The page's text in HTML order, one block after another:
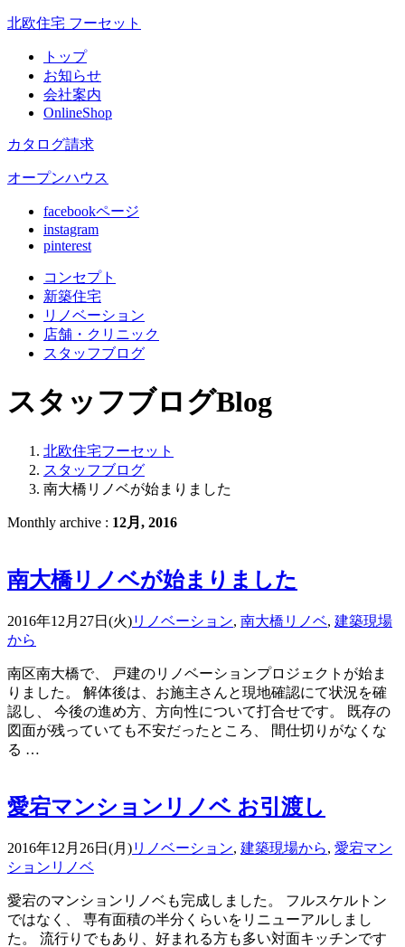
北欧住宅 フーセット
トップ
お知らせ
会社案内
OnlineShop
カタログ請求
オープンハウス
facebookページ
instagram
pinterest
コンセプト
新築住宅
リノベーション
店舗 ・クリニック
スタッフブログ
スタッフブログBlog
北欧住宅フーセット
スタッフブログ
南大橋リノベが始まりました
Monthly archive : 12月, 2016
南大橋リノベが始まりました
2016年12月27日(火)リノベーション, 南大橋リノベ, 建築現場
から
南区南大橋で、 戸建のリノベーションプロジェクトが始ま
りました。 解体後は、お施主さんと現地確認にて状況を確
認し、 今後の進め方、方向性について打合せです。 既存の
図面が残っていても不安だったところ、 間仕切りがなくな
る …
愛宕マンションリノベ お引渡し
2016年12月26日(月)リノベーション, 建築現場から, 愛宕マン
ションリノベ
愛宕のマンションリノベも完成しました。 フルスケルトン
ではなく、 専有面積の半分くらいをリニューアルしまし
た。 流行りでもあり、好まれる方も多い対面キッチンです